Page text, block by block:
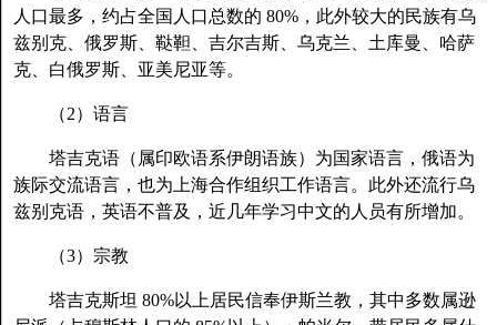
人口最多，约占全国人口总数的 80%，此外较大的民族有乌
兹别克、俄罗斯、鞑靼、吉尔吉斯、乌克兰、土库曼、哈萨
克、白俄罗斯、亚美尼亚等。
（2）语言
塔吉克语（属印欧语系伊朗语族）为国家语言，俄语为
族际交流语言，也为上海合作组织工作语言。此外还流行乌
兹别克语，英语不普及，近几年学习中文的人员有所增加。
（3）宗教
塔吉克斯坦 80%以上居民信奉伊斯兰教，其中多数属逊